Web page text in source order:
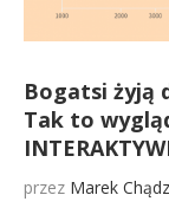
Bogatsi żyją
Tak to
przez Marek